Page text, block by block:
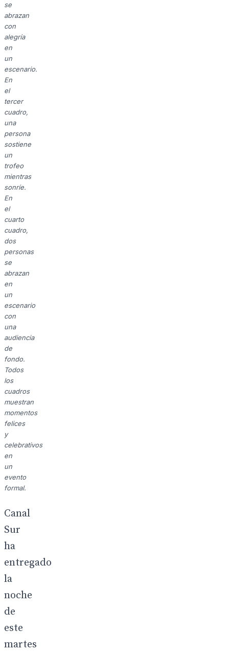
se
abrazan
con
alegría
en
un
escenario.
En
el
tercer
cuadro,
una
persona
sostiene
un
trofeo
mientras
sonríe.
En
el
cuarto
cuadro,
dos
personas
se
abrazan
en
un
escenario
con
una
audiencia
de
fondo.
Todos
los
cuadros
muestran
momentos
felices
y
celebrativos
en
un
evento
formal.
Canal
Sur
ha
entregado
la
noche
de
este
martes